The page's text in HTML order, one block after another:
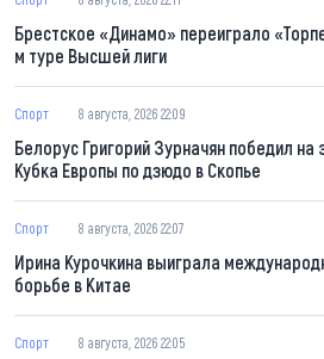
Брестское «Динамо» переиграло
м туре Высшей лиги
Спорт 8 августа, 2026 22:09
Белорус Григорий Зурначян победил на
Кубка Европы по дзюдо в Скопье
Спорт 8 августа, 2026 22:07
Ирина Курочкина выиграла
борьбе в Китае
Спорт 8 августа, 2026 22:05